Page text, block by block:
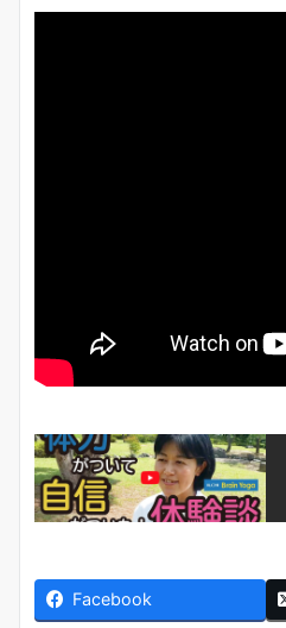
Facebook